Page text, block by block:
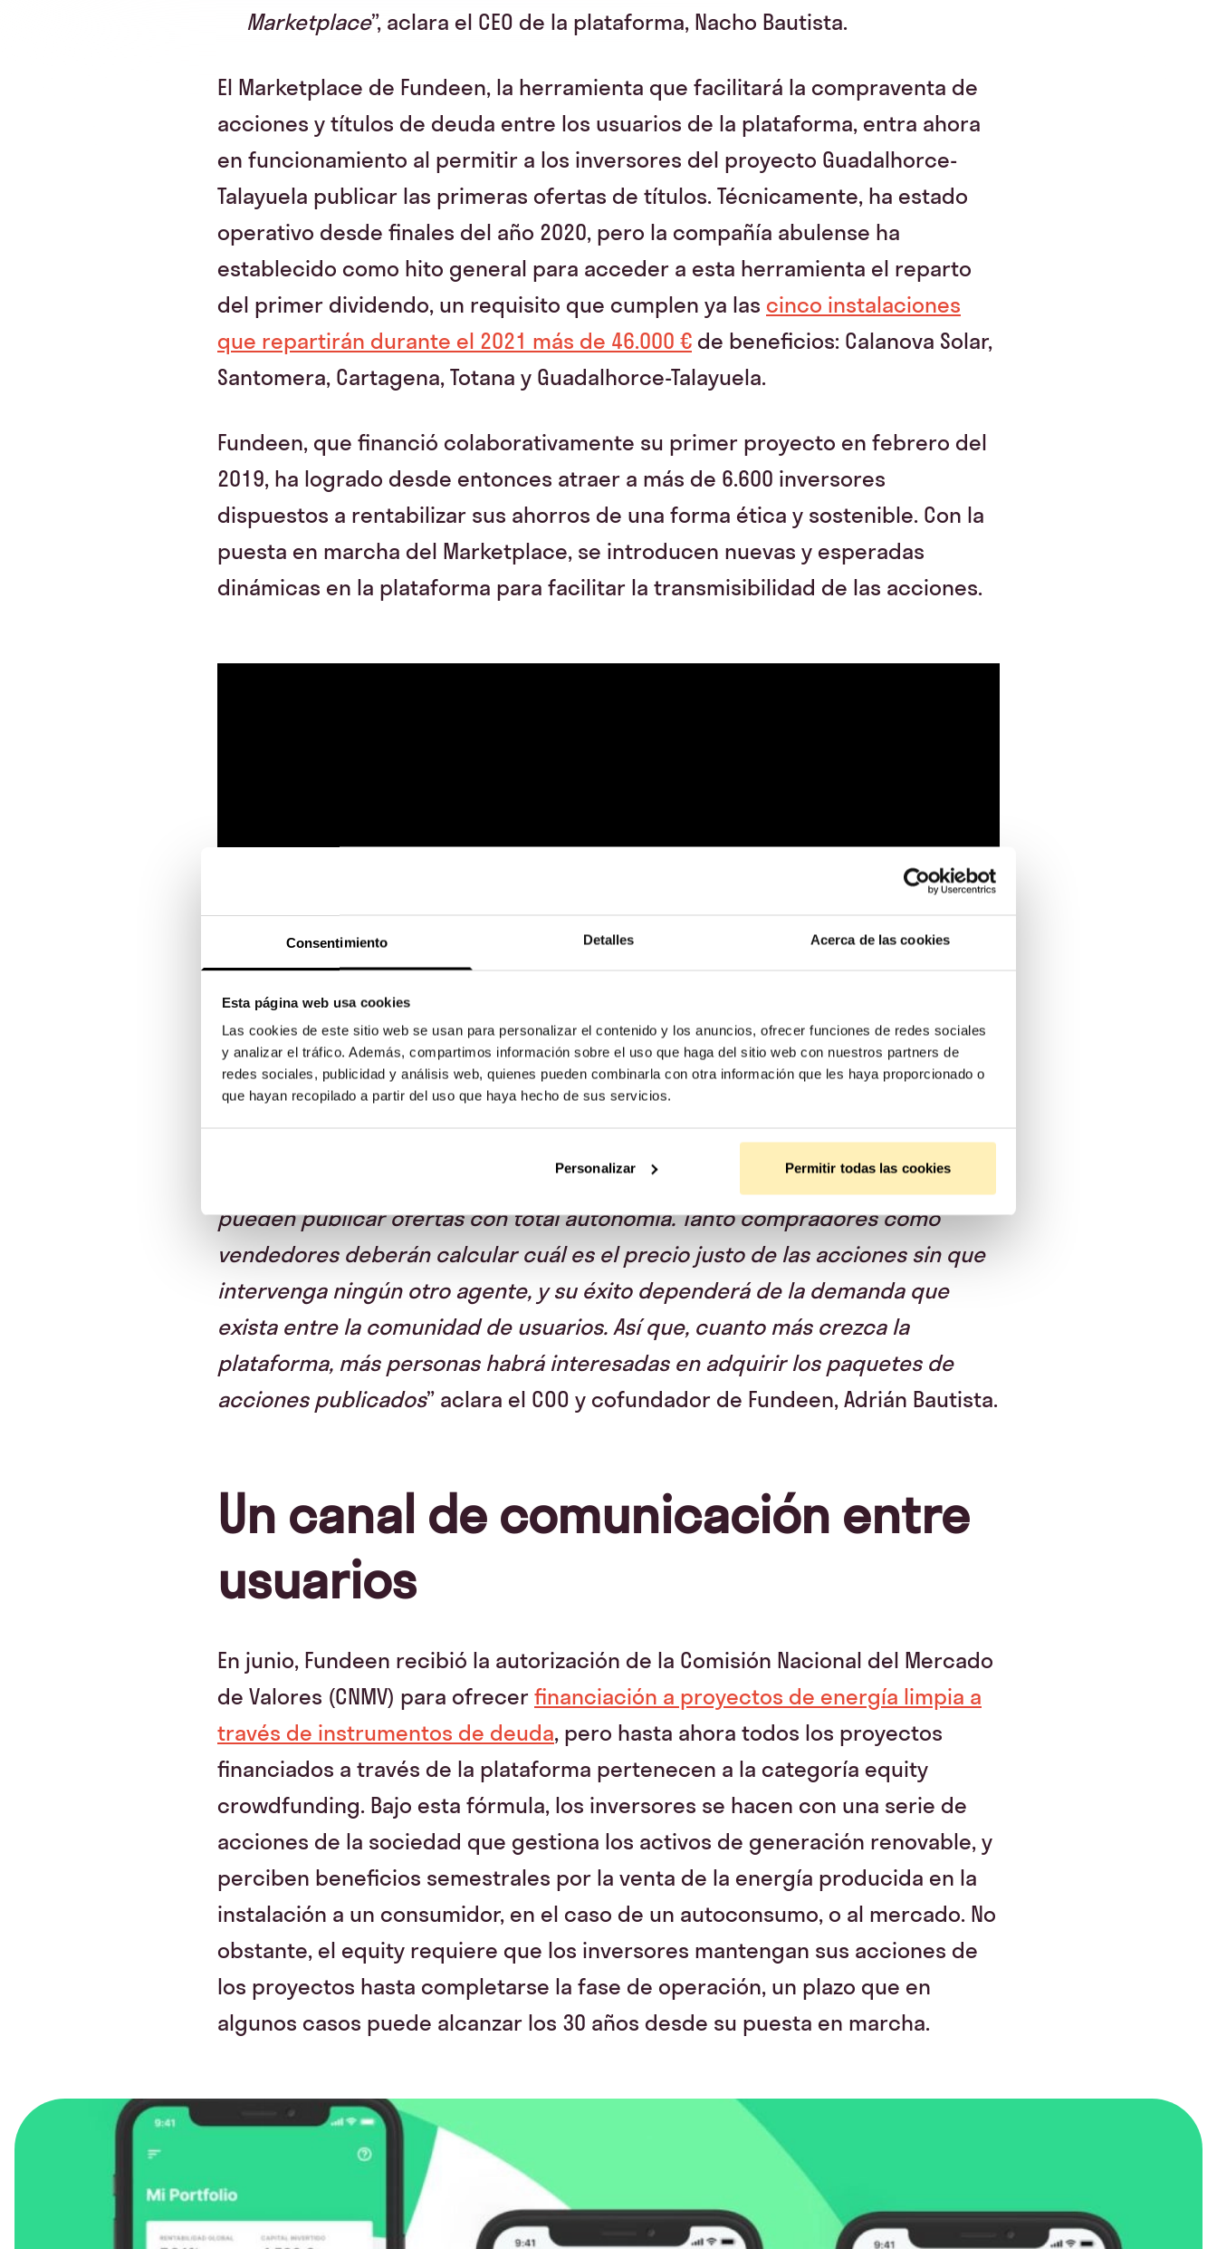
Consentimiento Detalles Acerca de las cookies
Esta página web usa cookies
Las cookies de este sitio web se usan para personalizar el contenido y los anuncios, ofrecer funciones de redes sociales
y analizar el tráfico. Además, compartimos información sobre el uso que haga del sitio web con nuestros partners de
redes sociales, publicidad y análisis web, quienes pueden combinarla con otra información que les haya proporcionado o
que hayan recopilado a partir del uso que haya hecho de sus servicios.
Personalizar Permitir todas las cookies
Marketplace”, aclara el CEO de la plataforma, Nacho Bautista.
El Marketplace de Fundeen, la herramienta que facilitará la compraventa de
acciones y títulos de deuda entre los usuarios de la plataforma, entra ahora
en funcionamiento al permitir a los inversores del proyecto Guadalhorce-
Talayuela publicar las primeras ofertas de títulos. Técnicamente, ha estado
operativo desde finales del año 2020, pero la compañía abulense ha
establecido como hito general para acceder a esta herramienta el reparto
del primer dividendo, un requisito que cumplen ya las cinco instalaciones
que repartirán durante el 2021 más de 46.000 € de beneficios: Calanova Solar,
Santomera, Cartagena, Totana y Guadalhorce-Talayuela.
Fundeen, que financió colaborativamente su primer proyecto en febrero del
2019, ha logrado desde entonces atraer a más de 6.600 inversores
dispuestos a rentabilizar sus ahorros de una forma ética y sostenible. Con la
puesta en marcha del Marketplace, se introducen nuevas y esperadas
dinámicas en la plataforma para facilitar la transmisibilidad de las acciones.
El Marketplace no deja de ser un tablón de anuncios donde los inversores
pueden publicar ofertas con total autonomía. Tanto compradores como
vendedores deberán calcular cuál es el precio justo de las acciones sin que
intervenga ningún otro agente, y su éxito dependerá de la demanda que
exista entre la comunidad de usuarios. Así que, cuanto más crezca la
plataforma, más personas habrá interesadas en adquirir los paquetes de
acciones publicados” aclara el COO y cofundador de Fundeen, Adrián Bautista.
Un canal de comunicación entre
usuarios
En junio, Fundeen recibió la autorización de la Comisión Nacional del Mercado
de Valores (CNMV) para ofrecer financiación a proyectos de energía limpia a
través de instrumentos de deuda, pero hasta ahora todos los proyectos
financiados a través de la plataforma pertenecen a la categoría equity
crowdfunding. Bajo esta fórmula, los inversores se hacen con una serie de
acciones de la sociedad que gestiona los activos de generación renovable, y
perciben beneficios semestrales por la venta de la energía producida en la
instalación a un consumidor, en el caso de un autoconsumo, o al mercado. No
obstante, el equity requiere que los inversores mantengan sus acciones de
los proyectos hasta completarse la fase de operación, un plazo que en
algunos casos puede alcanzar los 30 años desde su puesta en marcha.